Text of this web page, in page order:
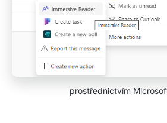
prostřednictvím